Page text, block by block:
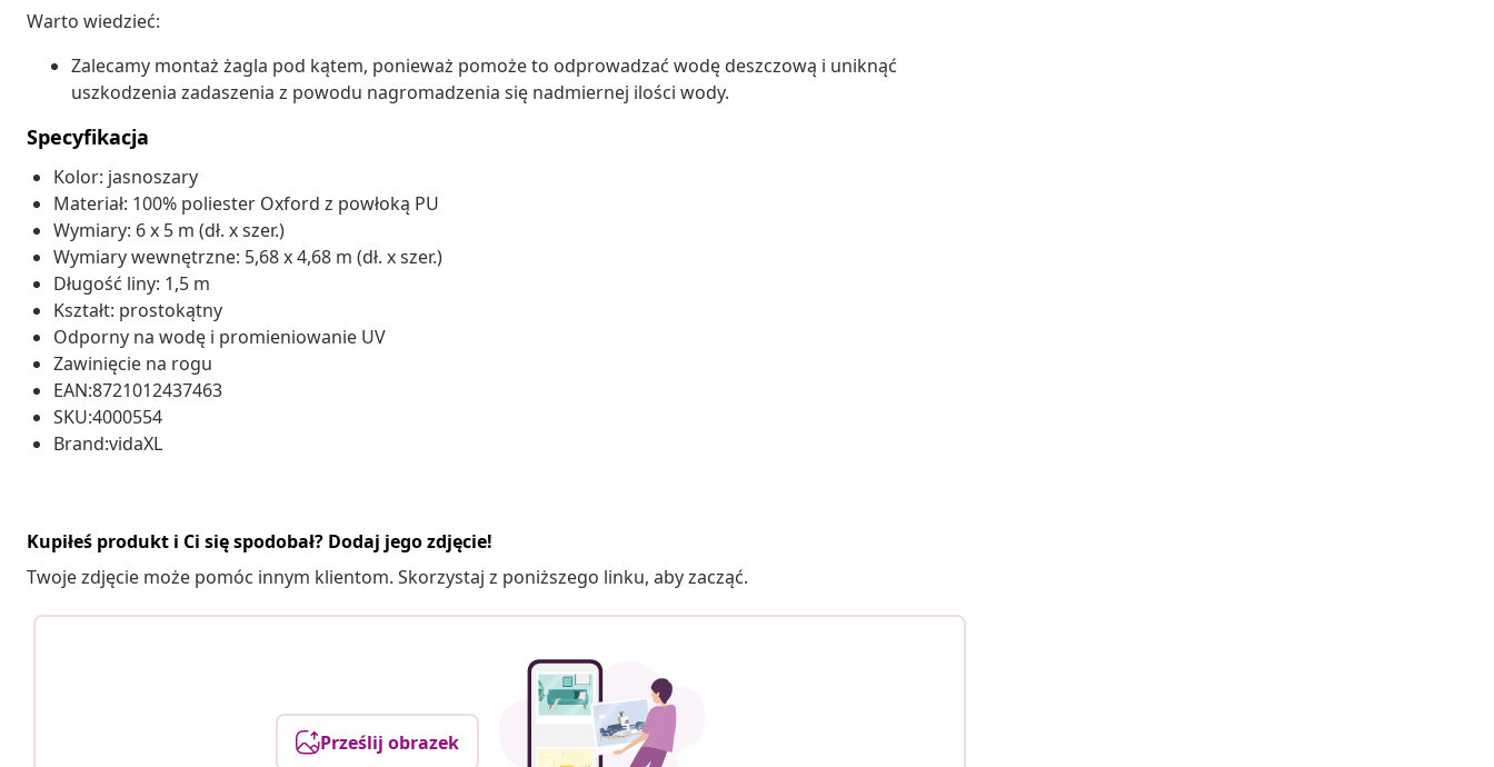
Warto wiedzieć:
Zalecamy montaż żagla pod kątem, ponieważ pomoże to odprowadzać wodę deszczową i uniknąć
uszkodzenia zadaszenia z powodu nagromadzenia się nadmiernej ilości wody.
Specyfikacja
Kolor: jasnoszary
Materiał: 100% poliester Oxford z powłoką PU
Wymiary: 6 x 5 m (dł. x szer.)
Wymiary wewnętrzne: 5,68 x 4,68 m (dł. x szer.)
Długość liny: 1,5 m
Kształt: prostokątny
Odporny na wodę i promieniowanie UV
Zawinięcie na rogu
EAN:8721012437463
SKU:4000554
Brand:vidaXL
Kupiłeś produkt i Ci się spodobał? Dodaj jego zdjęcie!
Twoje zdjęcie może pomóc innym klientom. Skorzystaj z poniższego linku, aby zacząć.
Prześlij obrazek